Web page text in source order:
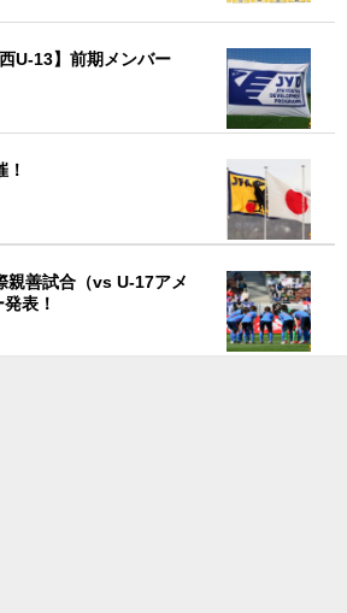
U-13】前期メンバー
親善試合（vs U-17アメ
表！